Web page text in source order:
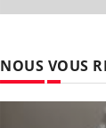
NOUS VOUS